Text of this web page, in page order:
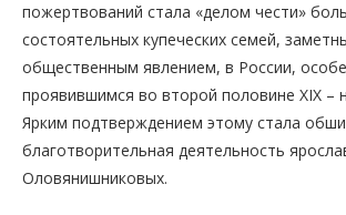
пожертвований стала «делом чести»
состоятельных купеческих семей,
общественным явлением, в России,
проявившимся во второй половине XIX –
Ярким подтверждением этому стала
благотворительная деятельность
Оловянишниковых.